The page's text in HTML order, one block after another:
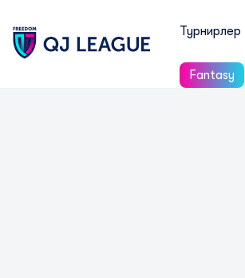
Турнирлер
Fantasy